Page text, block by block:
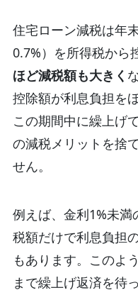
住宅ローン減税は年
0.7%）を所得税から
ほど減税額も大きく
控除額が利息負担を
この期間中に繰上げ
の減税メリットを捨
せん。
例えば、金利1%未
税額だけで利息負担
もあります。このよ
まで繰上げ返済を待